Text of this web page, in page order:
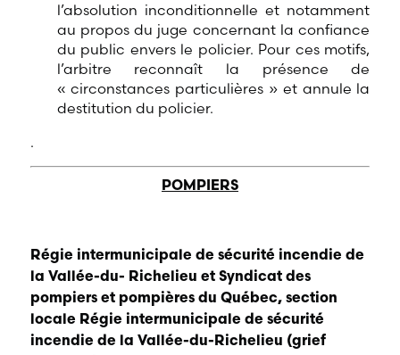
l’absolution inconditionnelle et notamment
au propos du juge concernant la confiance
du public envers le policier. Pour ces motifs,
l’arbitre reconnaît la présence de
« circonstances particulières » et annule la
destitution du policier.
.
POMPIERS
Régie intermunicipale de sécurité incendie de
la Vallée-du- Richelieu et Syndicat des
pompiers et pompières du Québec, section
locale Régie intermunicipale de sécurité
incendie de la Vallée-du-Richelieu (grief